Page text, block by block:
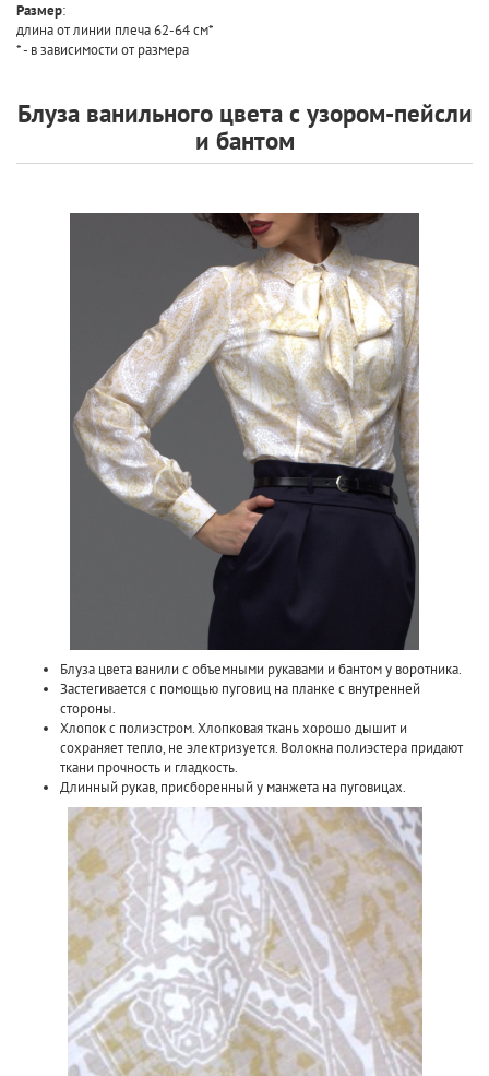
Размер:
длина от линии плеча 62-64 см*
* - в зависимости от размера
Блуза ванильного цвета с узором-пейсли
и бантом
Блуза цвета ванили с объемными рукавами и бантом у воротника.
Застегивается с помощью пуговиц на планке с внутренней
стороны.
Хлопок с полиэстром. Хлопковая ткань хорошо дышит и
сохраняет тепло, не электризуется. Волокна полиэстера придают
ткани прочность и гладкость.
Длинный рукав, присборенный у манжета на пуговицах.